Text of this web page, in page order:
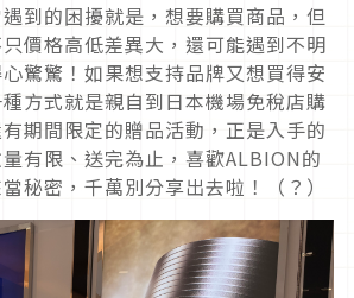
到的困擾就是，想要購買商品，但
價格高低差異大，還可能遇到不明
驚驚！如果想支持品牌又想買得安
方式就是親自到日本機場免稅店購
期間限定的贈品活動，正是入手的
有限、送完為止，喜歡ALBION的
秘密，千萬別分享出去啦！（？）